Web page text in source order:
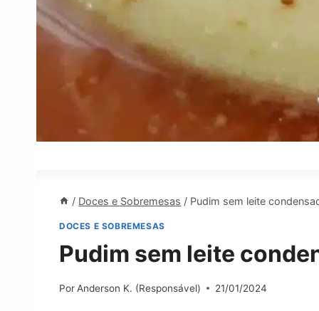
/ Doces e Sobremesas / Pudim sem leite
DOCES E SOBREMESAS
Pudim sem leite
Por Anderson K. (Responsável) 21/01/2024